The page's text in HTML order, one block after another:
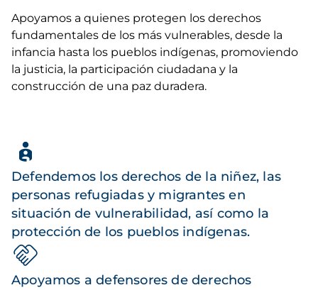
Apoyamos a quienes protegen los derechos
fundamentales de los más vulnerables, desde la
infancia hasta los pueblos indígenas, promoviendo
la justicia, la participación ciudadana y la
construcción de una paz duradera.
Defendemos los derechos de la niñez, las
personas refugiadas y migrantes en
situación de vulnerabilidad, así como la
protección de los pueblos indígenas.
Apoyamos a defensores de derechos